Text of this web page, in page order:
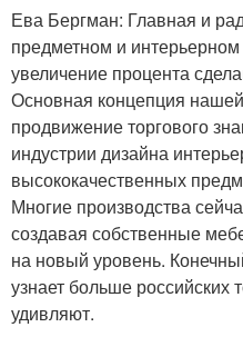
Ева Бергман: Главная и
предметном и
увеличение процента
Основная концепция
продвижение торгового
индустрии дизайна
высококачественных
Многие производства
создавая собственные
на новый уровень.
узнает больше российских
удивляют.